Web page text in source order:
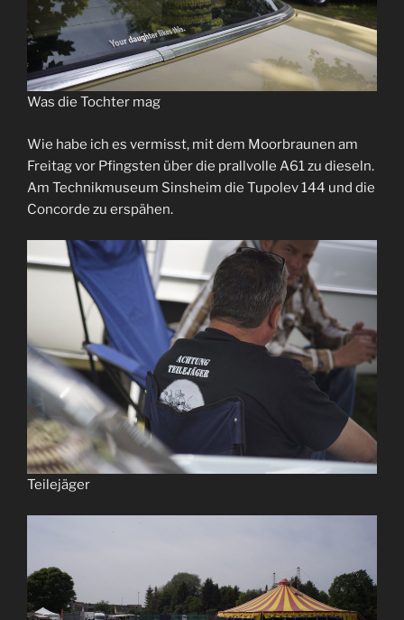
Was die Tochter mag
Wie habe ich es vermisst, mit dem Moorbraunen am
Freitag vor Pfingsten über die prallvolle A61 zu dieseln.
Am Technikmuseum Sinsheim die Tupolev 144 und die
Concorde zu erspähen.
Teilejäger